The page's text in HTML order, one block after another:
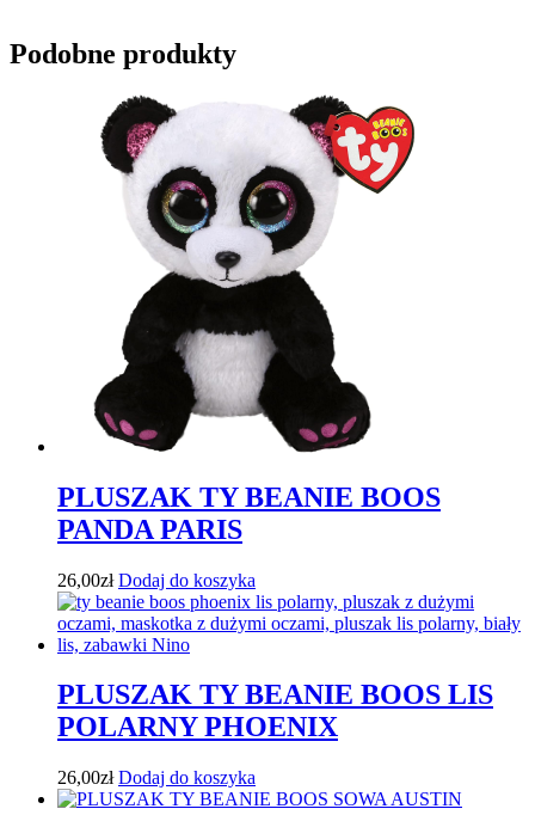
Podobne produkty
PLUSZAK TY BEANIE BOOS
PANDA PARIS
26,00zł Dodaj do koszyka
PLUSZAK TY BEANIE BOOS LIS
POLARNY PHOENIX
26,00zł Dodaj do koszyka